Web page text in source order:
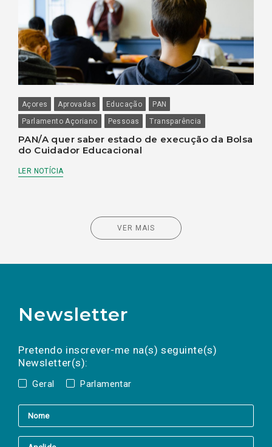
Açores Aprovadas Educação
PAN
Parlamento Açoriano
Pessoas Transparência
PAN/A quer saber estado de execução da Bolsa
do Cuidador Educacional
LER NOTÍCIA
VER MAIS
Newsletter
Pretendo inscrever-me na(s) seguinte(s)
Newsletter(s):
Geral Parlamentar
a(s) newsletter(s).
mail